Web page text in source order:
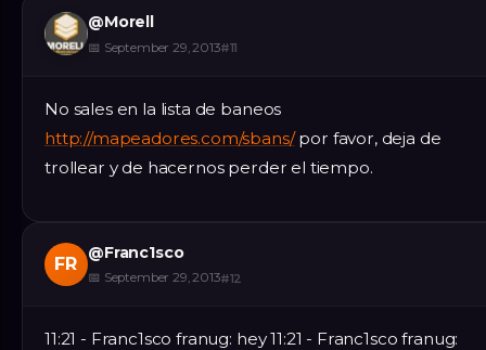
@Morell
📅 September 29, 2013#11
No sales en la lista de baneos
http://mapeadores.com/sbans/por favor, deja de
trollear y de hacernos perder el tiempo.
FR
@Franc1sco
📅 September 29, 2013#12
11:21 - Franc1sco franug: hey 11:21 - Franc1sco franug: